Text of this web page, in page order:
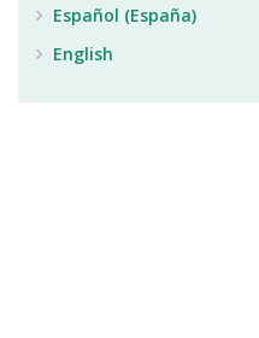
Español (España)
English